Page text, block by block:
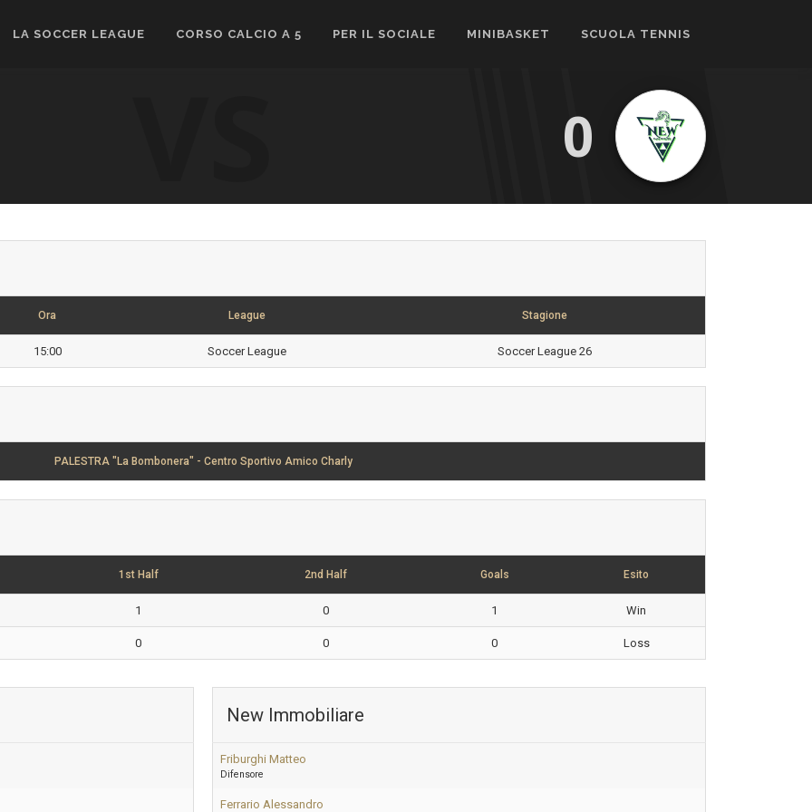
LA SOCCER LEAGUE CORSO CALCIO A 5 PER IL SOCIALE MINIBASKET SCUOLA TENNIS
0
Ora League Stagione
15:00 Soccer League Soccer League 26
PALESTRA "La Bombonera" - Centro Sportivo Amico Charly
1st Half 2nd Half Goals Esito
1 0 1 Win
0 0 0 Loss
New Immobiliare
Friburghi Matteo
Difensore
Ferrario Alessandro